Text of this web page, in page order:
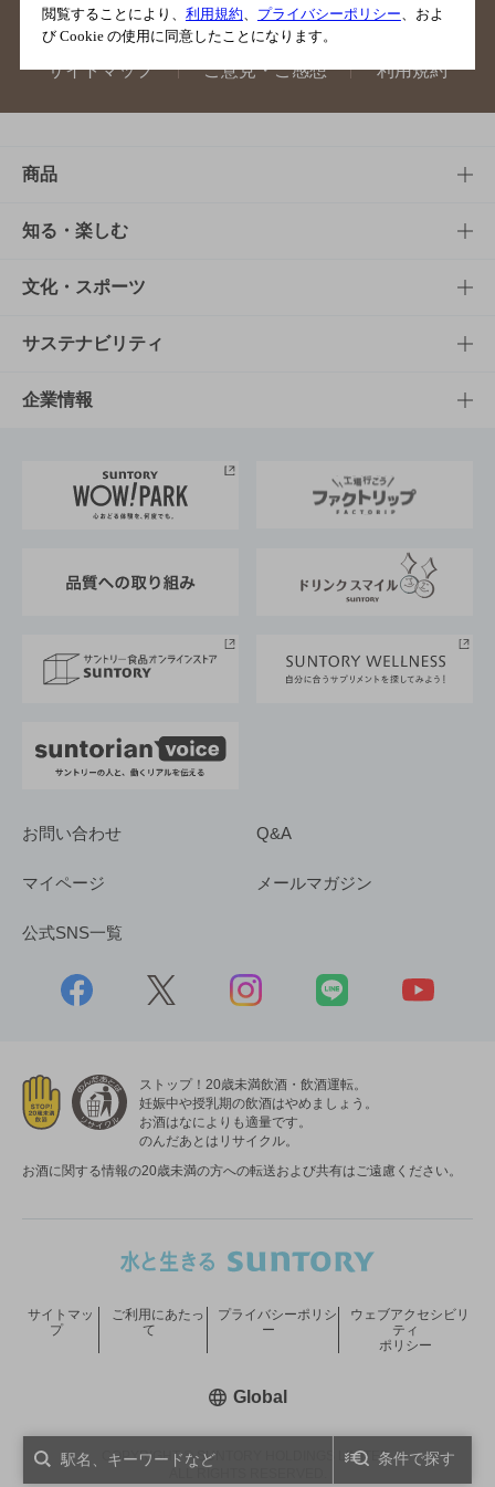
サイトマップ ご意見・ご感想 利用規約
条件で探す
商品
商品TOP
商品一覧
商品発売情報
栄養成分一覧
知る・楽しむ
知る・楽しむTOP
キャンペーン
工場見学
地域情報
文化・スポーツ
文化・スポーツTOP
サントリーホール
サントリーサンバーズ大阪
サステナビリティ
サステナビリティTOP
サントリーが考えるサステナビリティ経営
企業情報
企業概要
採用情報
お問い合わせ Q&A
マイページ メールマガジン
公式SNS一覧
ストップ！20歳未満飲酒・飲酒運転。
妊娠中や授乳期の飲酒はやめましょう。
お酒はなによりも適量です。
のんだあとはリサイクル。
お酒に関する情報の20歳未満の方への転送および共有はご遠慮ください。
COPYRIGHT © SUNTORY HOLDINGS LIMITED.
サイトマッ
プ
ご利用にあたっ
て
プライバシーポリシ
ー
ウェブアクセシビリ
ティ
ポリシー
Global新しいウィンドウで開く
閲覧することにより、 利用規約 プライバシーポリシー 、およ
び Cookie の使用に同意したことになります。